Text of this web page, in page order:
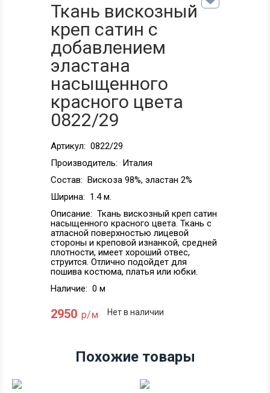
Ткань вискозный
креп сатин с
добавлением
эластана
насыщенного
красного цвета
0822/29
Артикул: 0822/29
Производитель: Италия
Состав: Вискоза 98%, эластан 2%
Ширина: 1.4 м.
Описание: Ткань вискозный креп сатин
насыщенного красного цвета. Ткань с
атласной поверхностью лицевой
стороны и креповой изнанкой, средней
плотности, имеет хороший отвес,
струится. Отлично подойдет для
пошива костюма, платья или юбки.
Наличие: 0 м
2950 р/м Нет в наличии
Похожие товары